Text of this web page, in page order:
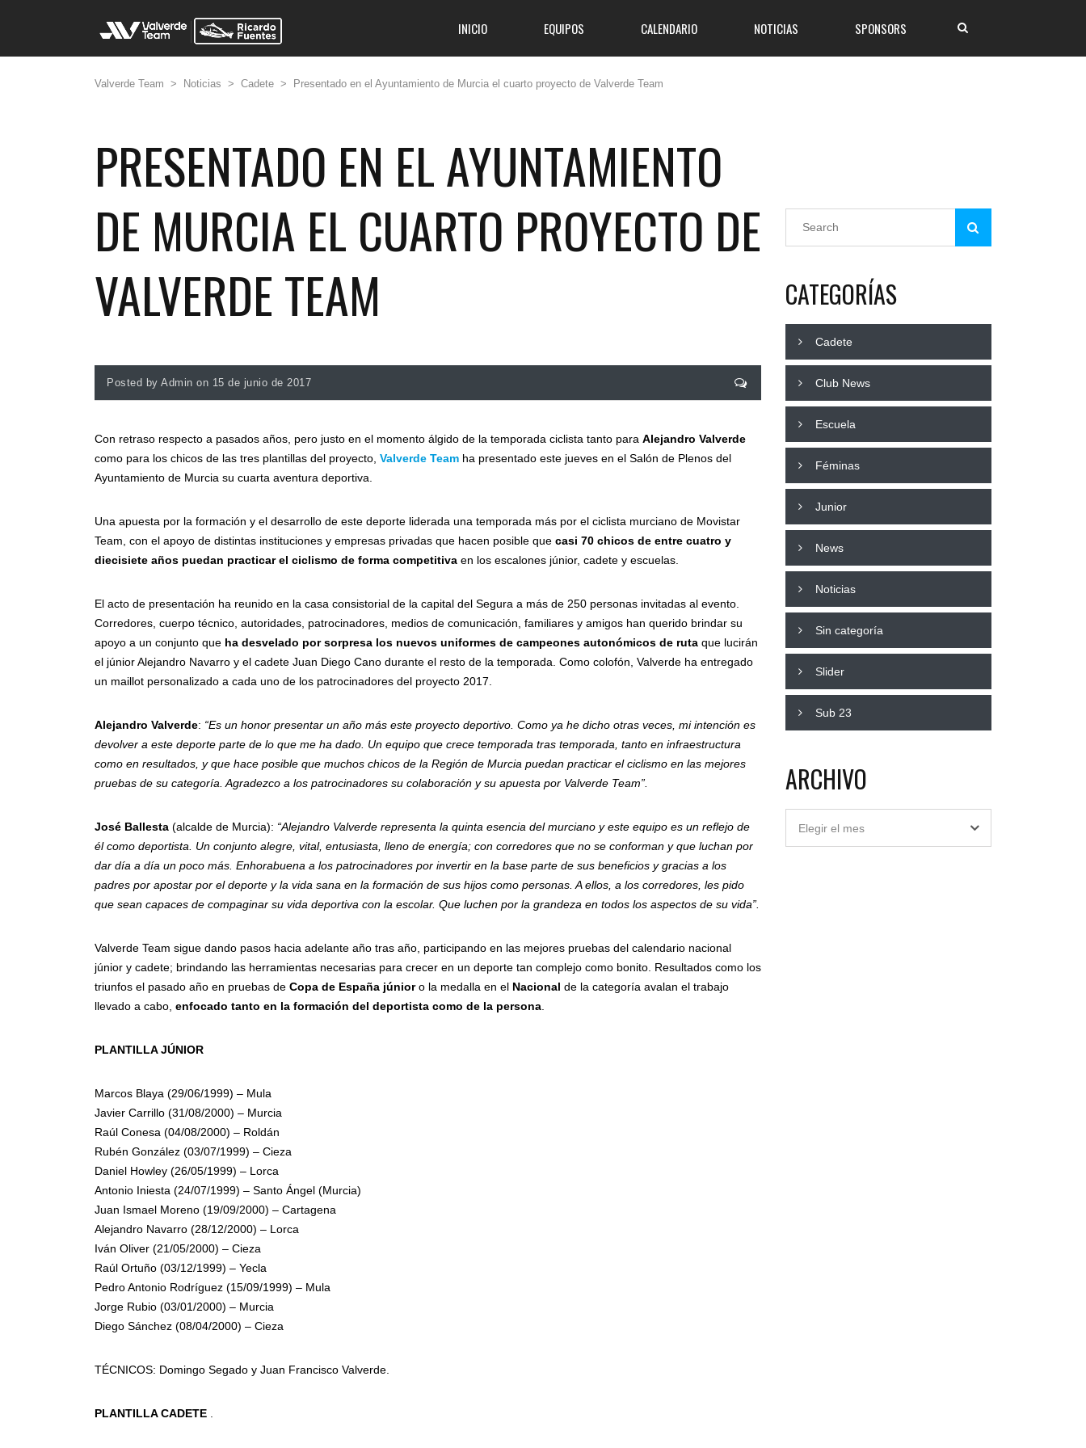
INICIO EQUIPOS CALENDARIO NOTICIAS SPONSORS
Valverde Team > Noticias > Cadete > Presentado en el Ayuntamiento de Murcia el cuarto proyecto de Valverde Team
PRESENTADO EN EL AYUNTAMIENTO
DE MURCIA EL CUARTO PROYECTO DE
VALVERDE TEAM
Posted by Admin on 15 de junio de 2017
Con retraso respecto a pasados años, pero justo en el momento álgido de la temporada ciclista tanto para Alejandro Valverde
como para los chicos de las tres plantillas del proyecto, Valverde Team ha presentado este jueves en el Salón de Plenos del
Ayuntamiento de Murcia su cuarta aventura deportiva.
Una apuesta por la formación y el desarrollo de este deporte liderada una temporada más por el ciclista murciano de Movistar
Team, con el apoyo de distintas instituciones y empresas privadas que hacen posible que casi 70 chicos de entre cuatro y
diecisiete años puedan practicar el ciclismo de forma competitiva en los escalones júnior, cadete y escuelas.
El acto de presentación ha reunido en la casa consistorial de la capital del Segura a más de 250 personas invitadas al evento.
Corredores, cuerpo técnico, autoridades, patrocinadores, medios de comunicación, familiares y amigos han querido brindar su
apoyo a un conjunto que ha desvelado por sorpresa los nuevos uniformes de campeones autonómicos de ruta que lucirán
el júnior Alejandro Navarro y el cadete Juan Diego Cano durante el resto de la temporada. Como colofón, Valverde ha entregado
un maillot personalizado a cada uno de los patrocinadores del proyecto 2017.
Alejandro Valverde: “Es un honor presentar un año más este proyecto deportivo. Como ya he dicho otras veces, mi intención es
devolver a este deporte parte de lo que me ha dado. Un equipo que crece temporada tras temporada, tanto en infraestructura
como en resultados, y que hace posible que muchos chicos de la Región de Murcia puedan practicar el ciclismo en las mejores
pruebas de su categoría. Agradezco a los patrocinadores su colaboración y su apuesta por Valverde Team”.
José Ballesta (alcalde de Murcia): “Alejandro Valverde representa la quinta esencia del murciano y este equipo es un reflejo de
él como deportista. Un conjunto alegre, vital, entusiasta, lleno de energía; con corredores que no se conforman y que luchan por
dar día a día un poco más. Enhorabuena a los patrocinadores por invertir en la base parte de sus beneficios y gracias a los
padres por apostar por el deporte y la vida sana en la formación de sus hijos como personas. A ellos, a los corredores, les pido
que sean capaces de compaginar su vida deportiva con la escolar. Que luchen por la grandeza en todos los aspectos de su vida”.
Valverde Team sigue dando pasos hacia adelante año tras año, participando en las mejores pruebas del calendario nacional
júnior y cadete; brindando las herramientas necesarias para crecer en un deporte tan complejo como bonito. Resultados como los
triunfos el pasado año en pruebas de Copa de España júnioro la medalla en el Nacional de la categoría avalan el trabajo
llevado a cabo, enfocado tanto en la formación del deportista como de la persona
PLANTILLA JÚNIOR
Marcos Blaya (29/06/1999) – Mula
Javier Carrillo (31/08/2000) – Murcia
Raúl Conesa (04/08/2000) – Roldán
Rubén González (03/07/1999) – Cieza
Daniel Howley (26/05/1999) – Lorca
Antonio Iniesta (24/07/1999) – Santo Ángel (Murcia)
Juan Ismael Moreno (19/09/2000) – Cartagena
Alejandro Navarro (28/12/2000) – Lorca
Iván Oliver (21/05/2000) – Cieza
Raúl Ortuño (03/12/1999) – Yecla
Pedro Antonio Rodríguez (15/09/1999) – Mula
Jorge Rubio (03/01/2000) – Murcia
Diego Sánchez (08/04/2000) – Cieza
TÉCNICOS: Domingo Segado y Juan Francisco Valverde.
PLANTILLA CADETE
CATEGORÍAS
Cadete
Club News
Escuela
Féminas
Junior
News
Noticias
Sin categoría
Slider
Sub 23
ARCHIVO
Elegir el mes